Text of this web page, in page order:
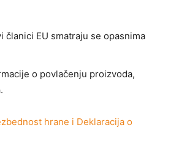
EU smatraju se opasnima
o povlačenju proizvoda,
hrane i Deklaracija o